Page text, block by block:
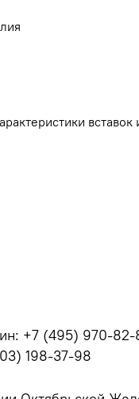
вставок
+7 (495) 970-82-
198-37-98